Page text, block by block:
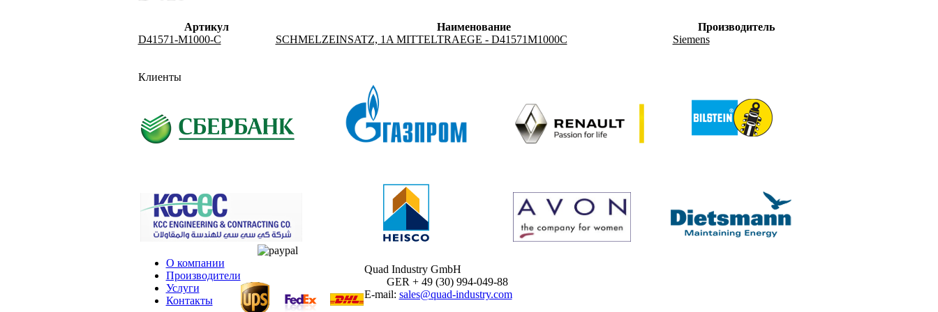
Артикул Наименование
Производитель
D41571-M1000-C
SCHMELZEINSATZ, 1A MITTELTRAEGE - D41571M1000C Siemens
Клиенты
О компании
Производители
Услуги
Контакты
Quad Industry GmbH
GER + 49 (30) 994-049-88
E-mail: sales@quad-industry.com